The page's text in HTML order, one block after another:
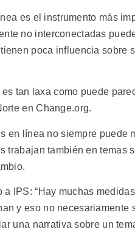
es el instrumento más
no interconectadas
poca influencia sobre
tan laxa como puede
en Change.org.
en línea no siempre puede
trabajan también en temas
IPS: “Hay muchas
y eso no
una narrativa sobre un